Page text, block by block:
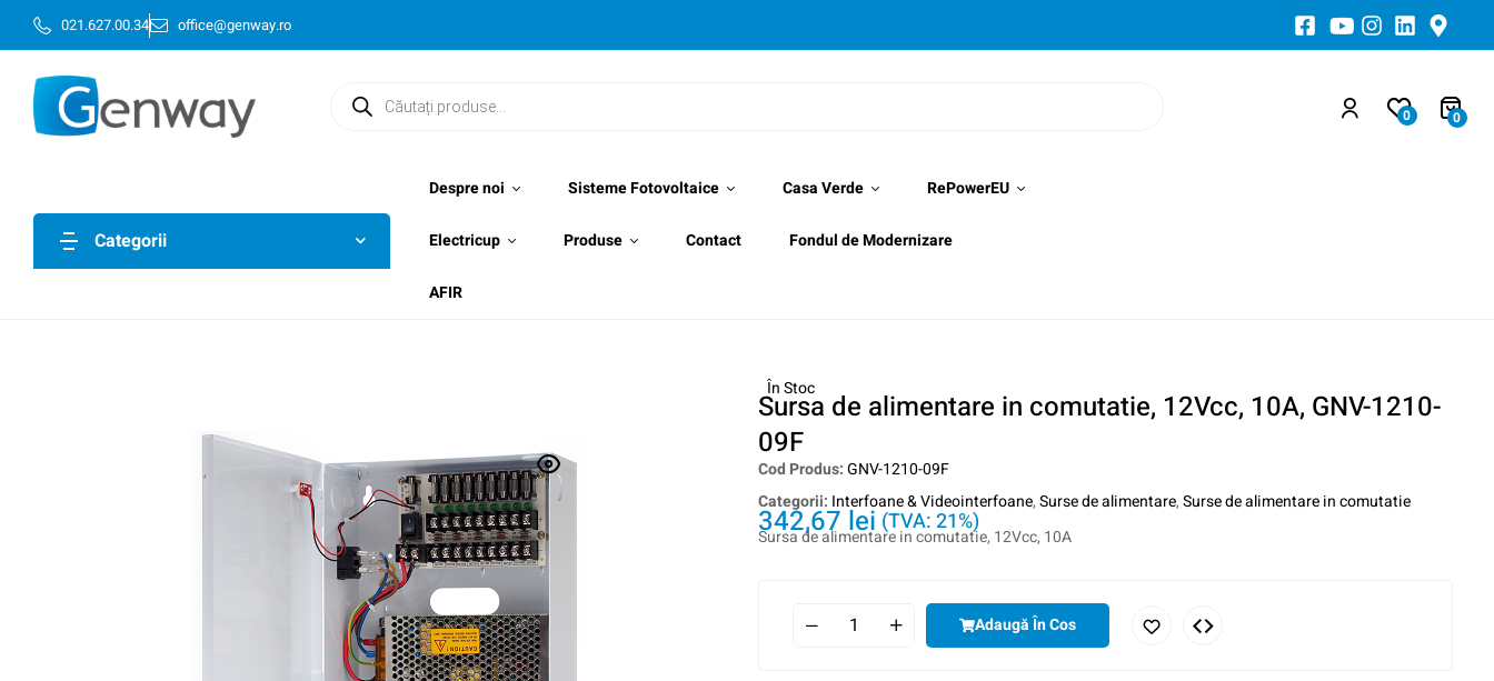
021.627.00.34 office@genway.ro
0 0
Categorii
Despre noi Sisteme Fotovoltaice Casa Verde RePowerEU
Electricup Produse Contact Fondul de Modernizare
AFIR
În Stoc
Sursa de alimentare in comutatie, 12Vcc, 10A, GNV-1210-
09F
Cod Produs:GNV-1210-09F
Categorii: Interfoane & Videointerfoane,Surse de alimentare,Surse de alimentare in comutatie
342,67 lei (TVA: 21%)
Sursa de alimentare in comutatie, 12Vcc, 10A
Adaugă În Cos